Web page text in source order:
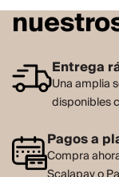
Entrega
Una amplia
disponibles
Pagos a
Compra